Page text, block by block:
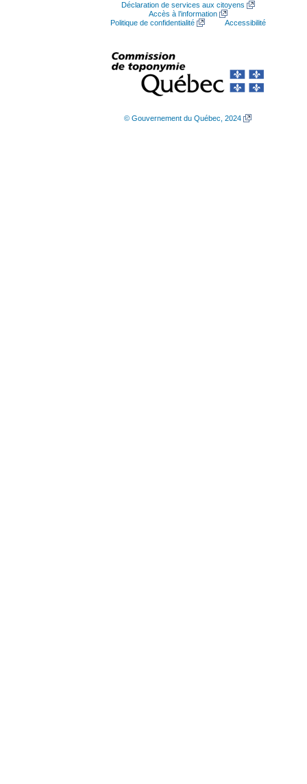
Déclaration de services aux citoyens
Accès à l’information
Politique de confidentialité
Accessibilité
© Gouvernement du Québec, 2024